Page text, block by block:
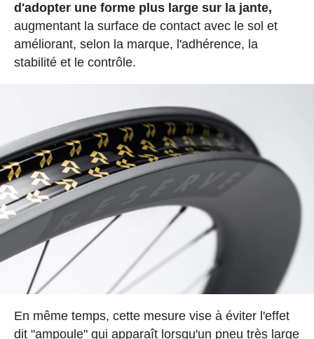
d'adopter une forme plus large sur la jante,
augmentant la surface de contact avec le sol et
améliorant, selon la marque, l'adhérence, la
stabilité et le contrôle.
En même temps, cette mesure vise à éviter l'effet
dit "ampoule" qui apparaît lorsqu'un pneu très large